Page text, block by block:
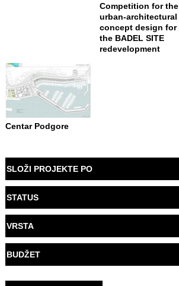
Competition for the
urban-architectural
concept design for
the BADEL SITE
redevelopment
Centar Podgore
SLOŽI PROJEKTE PO
STATUS
VRSTA
BUDŽET